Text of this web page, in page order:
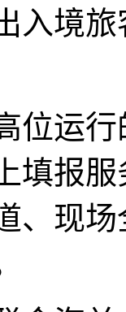
入境
运行
填报
、现